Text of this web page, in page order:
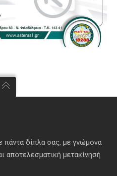
πάντα δίπλα σας, με γνώμονα
αποτελεσματική μετακίνησή